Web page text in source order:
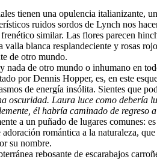
tienen una opulencia
ruidos sordos de Lynch nos
similar. Las flores parecen
blanca resplandeciente y rosas
de otro mundo.
nada de otro mundo o inhumano en
por Dennis Hopper, es, en este
de energía insólita. Sientes que
Laura luce como debería
él habría caminado de
a un puñado de lugares comunes:
romántica a la naturaleza,
su nombre.
rebosante de escarabajos